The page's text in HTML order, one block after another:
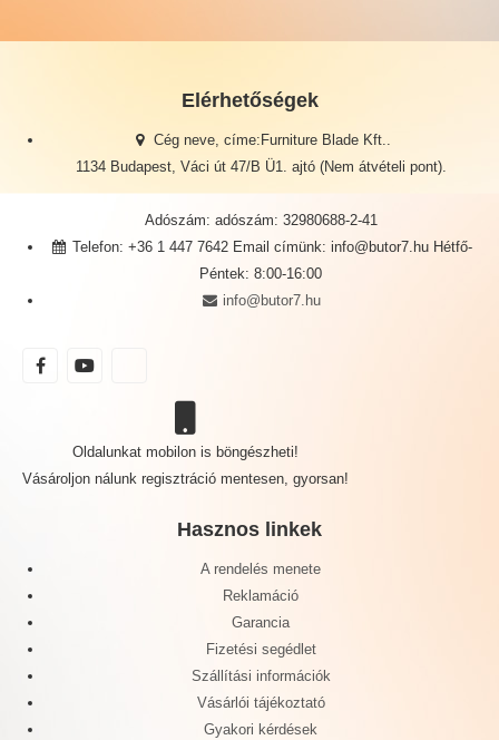
Elérhetőségek
Cég neve, címe:Furniture Blade Kft..
1134 Budapest, Váci út 47/B Ü1. ajtó (Nem átvételi pont).
Adószám: adószám: 32980688-2-41
Telefon: +36 1 447 7642 Email címünk: info@butor7.hu Hétfő-
Péntek: 8:00-16:00
info@butor7.hu
Oldalunkat mobilon is böngészheti!
Vásároljon nálunk regisztráció mentesen, gyorsan!
Hasznos linkek
A rendelés menete
Reklamáció
Garancia
Fizetési segédlet
Szállítási információk
Vásárlói tájékoztató
Gyakori kérdések